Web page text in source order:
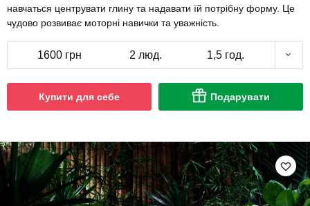
навчаться центрувати глину та надавати їй потрібну форму. Це
чудово розвиває моторні навички та уважність.
1600 грн 2 люд. 1,5 год.
Купити для себе Подарувати